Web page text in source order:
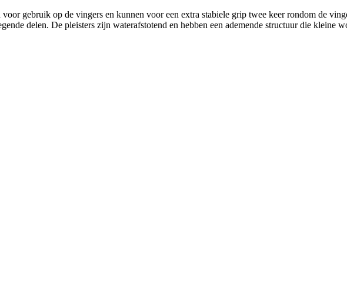
gebruik op de vingers en kunnen voor een extra stabiele grip twee keer rondom de
delen. De pleisters zijn waterafstotend en hebben een ademende structuur die kleine